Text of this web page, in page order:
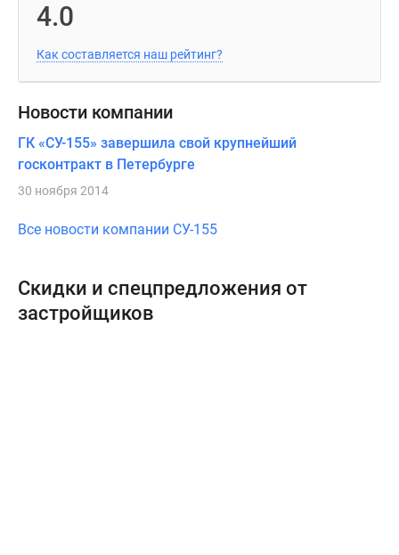
4.0
Как составляется наш рейтинг?
Новости компании
ГК «СУ-155» завершила свой крупнейший
госконтракт в Петербурге
30 ноября 2014
Все новости компании СУ-155
Скидки и спецпредложения от
застройщиков